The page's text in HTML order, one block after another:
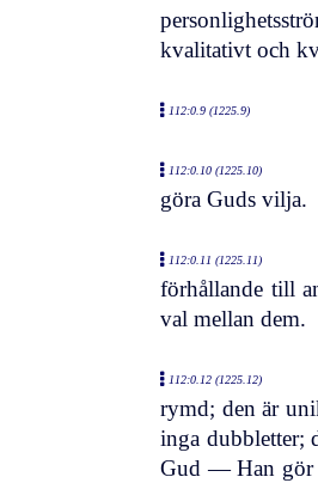
kvalitativt och
112:0.9 (1225.9)
112:0.10 (1225.10)
göra Guds vilja.
112:0.11 (1225.11)
förhållande till
val mellan dem.
112:0.12 (1225.12)
rymd; den är
inga dubbletter;
Gud — Han gör